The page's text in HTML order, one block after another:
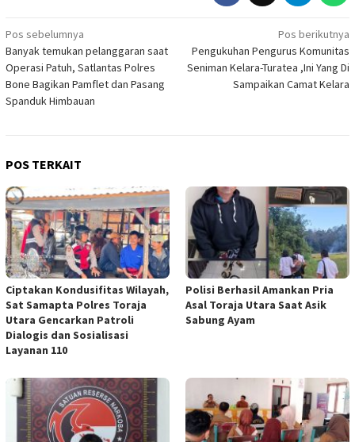
Navigasi
pos
Pos sebelumnya
Banyak temukan pelanggaran saat
Operasi Patuh, Satlantas Polres
Bone Bagikan Pamflet dan Pasang
Spanduk Himbauan
Pos berikutnya
Pengukuhan Pengurus Komunitas
Seniman Kelara-Turatea ,Ini Yang Di
Sampaikan Camat Kelara
POS TERKAIT
Ciptakan Kondusifitas Wilayah,
Sat Samapta Polres Toraja
Utara Gencarkan Patroli
Dialogis dan Sosialisasi
Layanan 110
Polisi Berhasil Amankan Pria
Asal Toraja Utara Saat Asik
Sabung Ayam